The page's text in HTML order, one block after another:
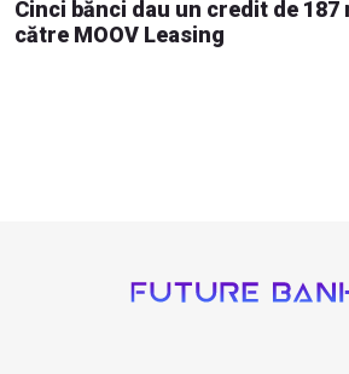
Cinci bănci dau un credit de 187
către MOOV Leasing